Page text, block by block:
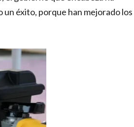
éxito, porque han mejorado los